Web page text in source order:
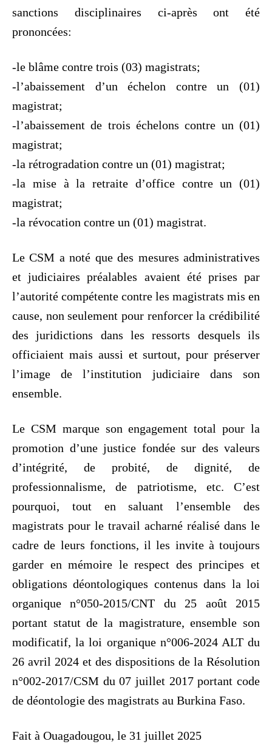
sanctions disciplinaires ci-après ont été
prononcées:
-le blâme contre trois (03) magistrats;
-l’abaissement d’un échelon contre un (01)
magistrat;
-l’abaissement de trois échelons contre un (01)
magistrat;
-la rétrogradation contre un (01) magistrat;
-la mise à la retraite d’office contre un (01)
magistrat;
-la révocation contre un (01) magistrat.
Le CSM a noté que des mesures administratives
et judiciaires préalables avaient été prises par
l’autorité compétente contre les magistrats mis en
cause, non seulement pour renforcer la crédibilité
des juridictions dans les ressorts desquels ils
officiaient mais aussi et surtout, pour préserver
l’image de l’institution judiciaire dans son
ensemble.
Le CSM marque son engagement total pour la
promotion d’une justice fondée sur des valeurs
d’intégrité, de probité, de dignité, de
professionnalisme, de patriotisme, etc. C’est
pourquoi, tout en saluant l’ensemble des
magistrats pour le travail acharné réalisé dans le
cadre de leurs fonctions, il les invite à toujours
garder en mémoire le respect des principes et
obligations déontologiques contenus dans la loi
organique n°050-2015/CNT du 25 août 2015
portant statut de la magistrature, ensemble son
modificatif, la loi organique n°006-2024 ALT du
26 avril 2024 et des dispositions de la Résolution
n°002-2017/CSM du 07 juillet 2017 portant code
de déontologie des magistrats au Burkina Faso.
Fait à Ouagadougou, le 31 juillet 2025